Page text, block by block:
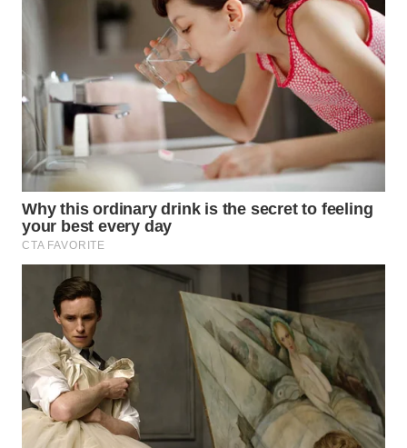
WAHANANEWS
WAHANANEWS
NET
WAHANA
SPORT
WAHANA
WAHANA
SELEB
WAHANA
PERSONA
WAHANA